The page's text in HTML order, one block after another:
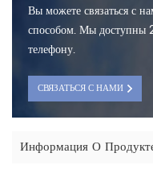
Вы можете связаться с
способом. Мы доступны
телефону.
СВЯЗАТЬСЯ С НАМИ
Информация О